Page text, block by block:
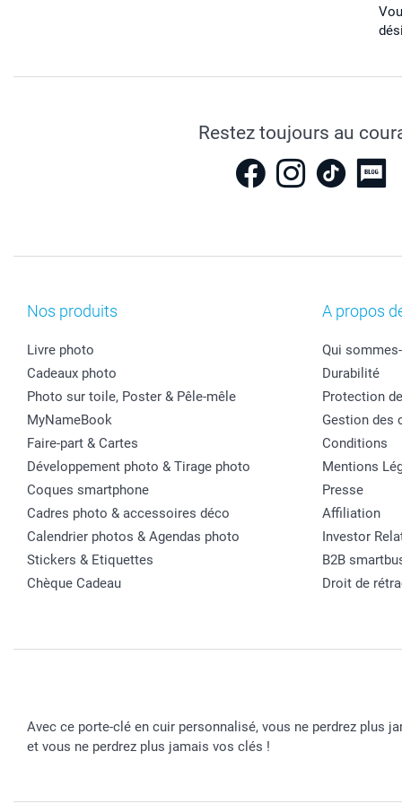
Restez toujours au
Nos produits
Livre photo
Cadeaux photo
Photo sur toile, Poster & Pêle-mêle
MyNameBook
Faire-part & Cartes
Développement photo & Tirage photo
Coques smartphone
Cadres photo & accessoires déco
Calendrier photos & Agendas photo
Stickers & Etiquettes
Chèque Cadeau
A propos
Qui
Durabilité
Protection
Gestion des
Conditions
Mentions
Presse
Affiliation
Investor
B2B
Droit de
Avec ce porte-clé en cuir personnalisé, vous ne perdrez plus
et vous ne perdrez plus jamais vos clés !